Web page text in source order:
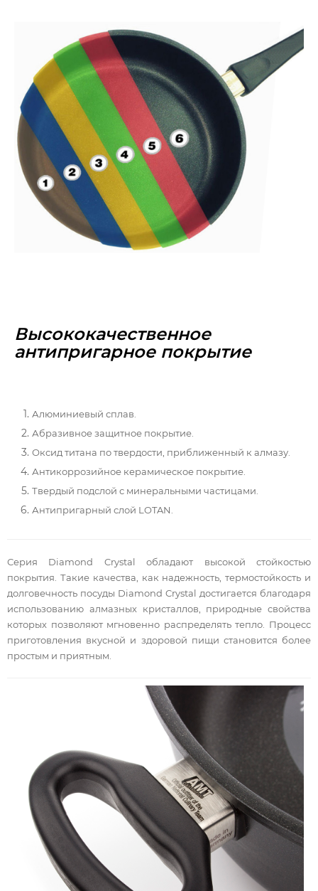
Высококачественное
антипригарное покрытие
Алюминиевый сплав.
Абразивное защитное покрытие.
Оксид титана по твердости, приближенный к алмазу.
Антикоррозийное керамическое покрытие.
Твердый подслой с минеральными частицами.
Антипригарный слой LOTAN.
Серия Diamond Crystal обладают высокой стойкостью
покрытия. Такие качества, как надежность, термостойкость и
долговечность посуды Diamond Crystal достигается благодаря
использованию алмазных кристаллов, природные свойства
которых позволяют мгновенно распределять тепло. Процесс
приготовления вкусной и здоровой пищи становится более
простым и приятным.